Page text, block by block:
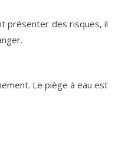
présenter des risques, il
Le piège à eau est